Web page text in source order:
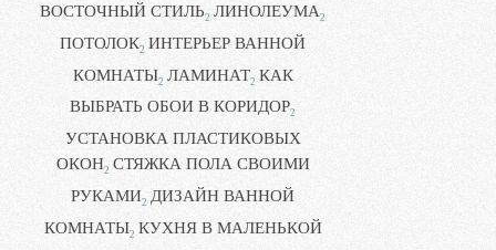
ВОСТОЧНЫЙ СТИЛЬ2 ЛИНОЛЕУМА2
ПОТОЛОК2 ИНТЕРЬЕР ВАННОЙ
КОМНАТЫ2 ЛАМИНАТ2 КАК
ВЫБРАТЬ ОБОИ В КОРИДОР2
УСТАНОВКА ПЛАСТИКОВЫХ
ОКОН2 СТЯЖКА ПОЛА СВОИМИ
РУКАМИ2 ДИЗАЙН ВАННОЙ
КОМНАТЫ2 КУХНЯ В МАЛЕНЬКОЙ